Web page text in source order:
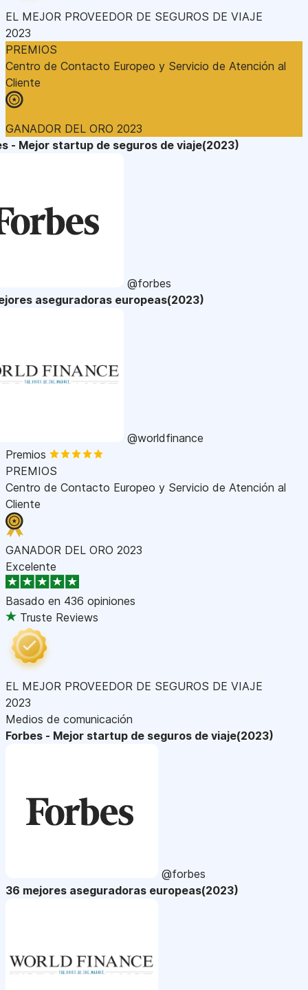
EL MEJOR PROVEEDOR DE SEGUROS DE VIAJE
2023
PREMIOS
Centro de Contacto Europeo y Servicio de Atención al
Cliente
GANADOR DEL ORO 2023
- Mejor startup de seguros de viaje(2023)
@forbes
aseguradoras europeas(2023)
@worldfinance
Premios
PREMIOS
Centro de Contacto Europeo y Servicio de Atención al
Cliente
GANADOR DEL ORO 2023
Excelente
Basado en 436 opiniones
Truste Reviews
EL MEJOR PROVEEDOR DE SEGUROS DE VIAJE
2023
Medios de comunicación
Forbes - Mejor startup de seguros de viaje(2023)
@forbes
36 mejores aseguradoras europeas(2023)